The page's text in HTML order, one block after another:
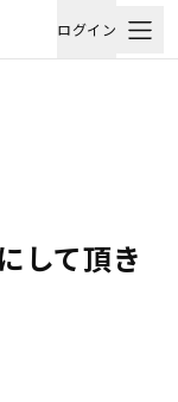
ログイン
して頂き